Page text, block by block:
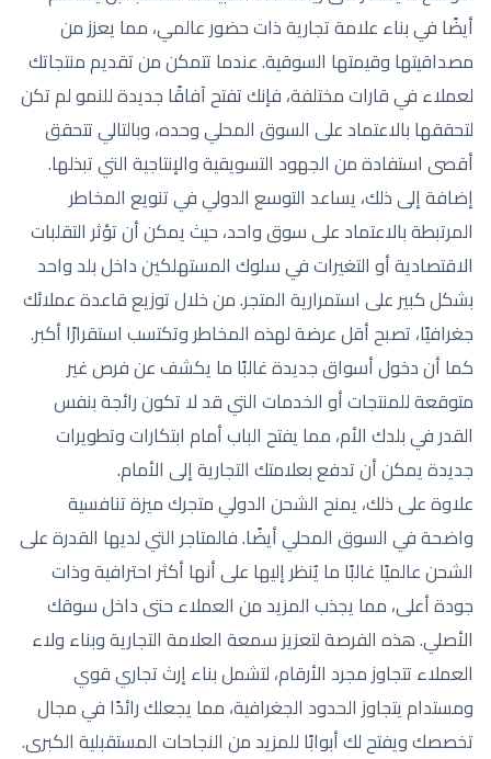
أيضًا في بناء علامة تجارية ذات حضور عالمي، مما يعزز من
مصداقيتها وقيمتها السوقية. عندما تتمكن من تقديم منتجاتك
لعملاء في قارات مختلفة، فإنك تفتح آفاقًا جديدة للنمو لم تكن
لتحققها بالاعتماد على السوق المحلي وحده، وبالتالي تتحقق
أقصى استفادة من الجهود التسويقية والإنتاجية التي تبذلها.
إضافة إلى ذلك، يساعد التوسع الدولي في تنويع المخاطر
المرتبطة بالاعتماد على سوق واحد، حيث يمكن أن تؤثر التقلبات
الاقتصادية أو التغيرات في سلوك المستهلكين داخل بلد واحد
بشكل كبير على استمرارية المتجر. من خلال توزيع قاعدة عملائك
جغرافيًا، تصبح أقل عرضة لهذه المخاطر وتكتسب استقرارًا أكبر.
كما أن دخول أسواق جديدة غالبًا ما يكشف عن فرص غير
متوقعة للمنتجات أو الخدمات التي قد لا تكون رائجة بنفس
القدر في بلدك الأم، مما يفتح الباب أمام ابتكارات وتطويرات
جديدة يمكن أن تدفع بعلامتك التجارية إلى الأمام.
علاوة على ذلك، يمنح الشحن الدولي متجرك ميزة تنافسية
واضحة في السوق المحلي أيضًا. فالمتاجر التي لديها القدرة على
الشحن عالميًا غالبًا ما يُنظر إليها على أنها أكثر احترافية وذات
جودة أعلى، مما يجذب المزيد من العملاء حتى داخل سوقك
الأصلي. هذه الفرصة لتعزيز سمعة العلامة التجارية وبناء ولاء
العملاء تتجاوز مجرد الأرقام، لتشمل بناء إرث تجاري قوي
ومستدام يتجاوز الحدود الجغرافية، مما يجعلك رائدًا في مجال
تخصصك ويفتح لك أبوابًا للمزيد من النجاحات المستقبلية الكبرى.